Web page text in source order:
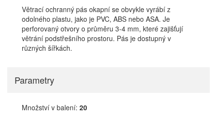
Větrací ochranný pás okapní se obvykle vyrábí z
odolného plastu, jako je PVC, ABS nebo ASA. Je
perforovaný otvory o průměru 3-4 mm, které zajišťují
větrání podstřešního prostoru. Pás je dostupný v
různých šířkách.
Parametry
Množství v balení: 20